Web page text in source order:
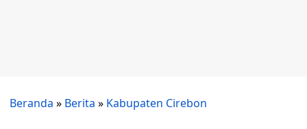
Beranda » Berita » Kabupaten Cirebon